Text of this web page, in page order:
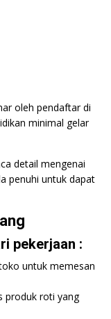
oleh pendaftar di
minimal gelar
detail mengenai
penuhi untuk dapat
pekerjaan :
untuk memesan
produk roti yang